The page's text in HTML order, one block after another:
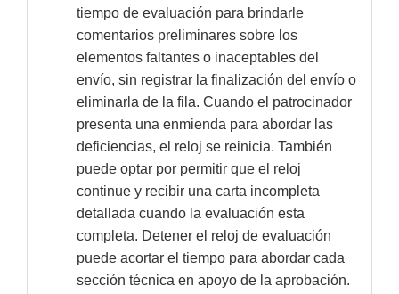
tiempo de evaluación para brindarle
comentarios preliminares sobre los
elementos faltantes o inaceptables del
envío, sin registrar la finalización del envío o
eliminarla de la fila. Cuando el patrocinador
presenta una enmienda para abordar las
deficiencias, el reloj se reinicia. También
puede optar por permitir que el reloj
continue y recibir una carta incompleta
detallada cuando la evaluación esta
completa. Detener el reloj de evaluación
puede acortar el tiempo para abordar cada
sección técnica en apoyo de la aprobación.